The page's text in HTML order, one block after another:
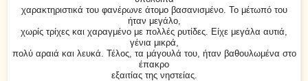
χαρακτηριστικά του φανέρωνε άτομο βασανισμένο. Το μέτωπό του
ήταν μεγάλο,
χωρίς τρίχες και χαραγμένο με πολλές ρυτίδες. Είχε μεγάλα αυτιά,
γένια μικρά,
πολύ αραιά και λευκά. Τέλος, τα μάγουλά του, ήταν βαθουλωμένα στο
έπακρο
εξαιτίας της νηστείας.